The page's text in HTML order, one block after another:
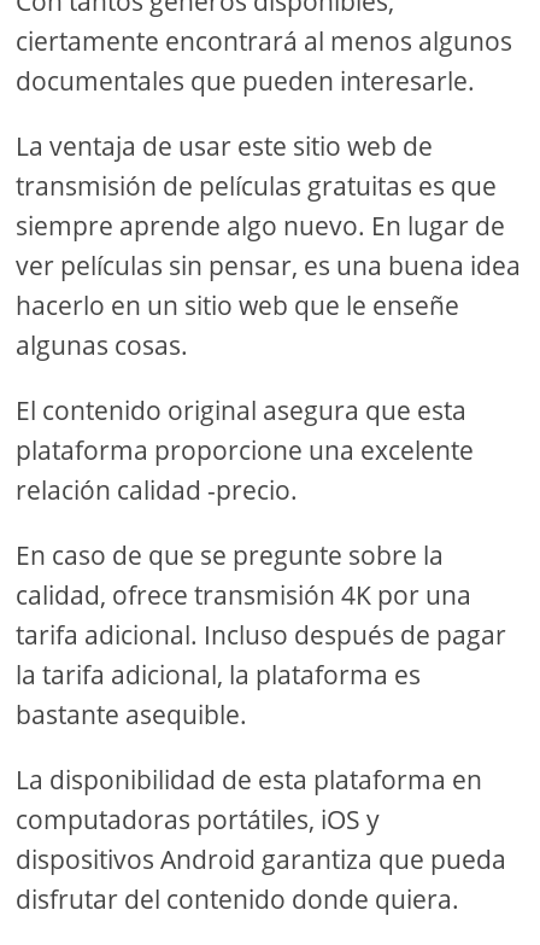
ciertamente encontrará al menos algunos
documentales que pueden interesarle.
La ventaja de usar este sitio web de
transmisión de películas gratuitas es que
siempre aprende algo nuevo. En lugar de
ver películas sin pensar, es una buena idea
hacerlo en un sitio web que le enseñe
algunas cosas.
El contenido original asegura que esta
plataforma proporcione una excelente
relación calidad -precio.
En caso de que se pregunte sobre la
calidad, ofrece transmisión 4K por una
tarifa adicional. Incluso después de pagar
la tarifa adicional, la plataforma es
bastante asequible.
La disponibilidad de esta plataforma en
computadoras portátiles, iOS y
dispositivos Android garantiza que pueda
disfrutar del contenido donde quiera.